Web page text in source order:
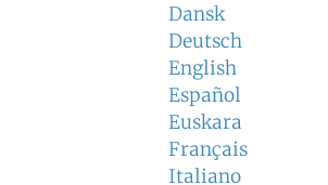
Dansk
Deutsch
English
Español
Euskara
Français
Italiano